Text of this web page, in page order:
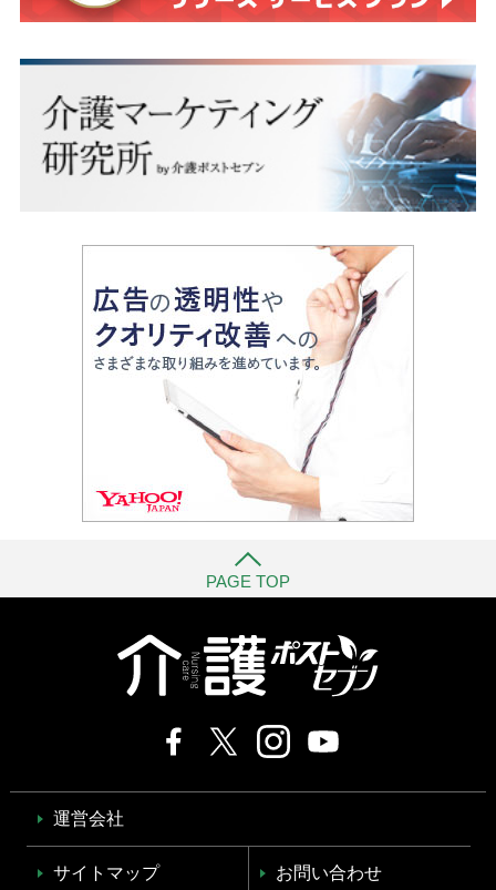
PAGE TOP
運営会社
サイトマップ お問い合わせ